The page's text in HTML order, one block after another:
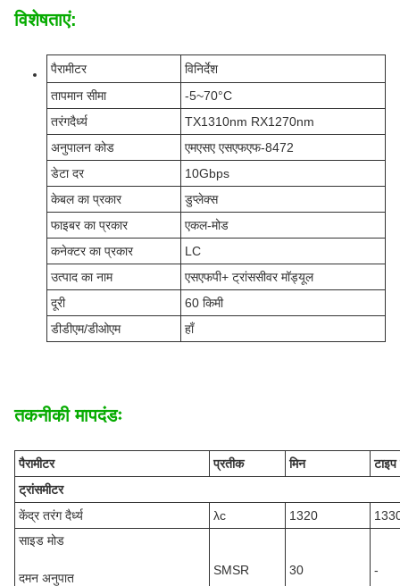
विशेषताएं:
पैरामीटर
विनिर्देश
तापमान सीमा
-5~70°C
तरंगदैर्ध्य
TX1310nm RX1270nm
अनुपालन कोड
एमएसए एसएफएफ-8472
डेटा दर
10Gbps
केबल का प्रकार
डुप्लेक्स
फाइबर का प्रकार
एकल-मोड
कनेक्टर का प्रकार
LC
उत्पाद का नाम
एसएफपी+ ट्रांससीवर मॉड्यूल
दूरी
60 किमी
डीडीएम/डीओएम
हाँ
तकनीकी मापदंडः
पैरामीटर प्रतीक मिन
ट्रांसमीटर
केंद्र तरंग दैर्ध्य
λc 1320
साइड मोड
दमन अनुपात
SMSR 30 -